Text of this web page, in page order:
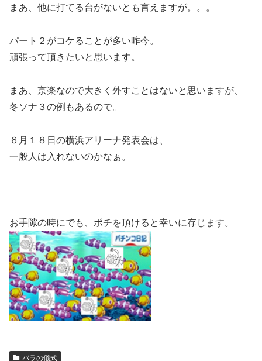
まあ、他に打てる台がないとも言えますが。。。
パート２がコケることが多い昨今。
頑張って頂きたいと思います。
まあ、京楽なので大きく外すことはないと思いますが、
冬ソナ３の例もあるので。
６月１８日の横浜アリーナ発表会は、
一般人は入れないのかなぁ。
お手隙の時にでも、ポチを頂けると幸いに存じます。
バラの儀式